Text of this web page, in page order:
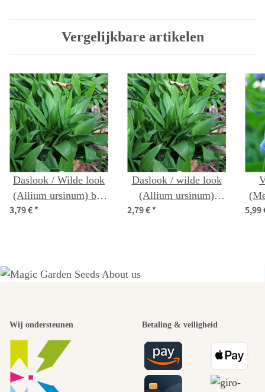
Vergelijkbare artikelen
Daslook / Wilde look
(Allium ursinum) bio
3,79 €*
Daslook / wilde look
(Allium ursinum)
2,79 €* 5,99
mooiste paden
naar onszelf
Wij ondersteunen Betaling & veiligheid